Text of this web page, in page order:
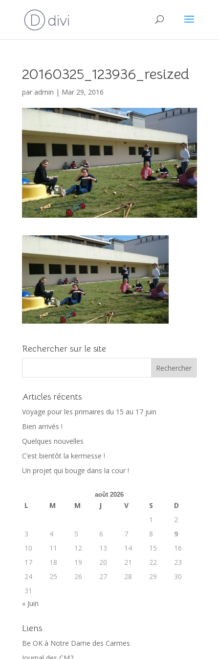
20160325_123936_resized
par admin | Mar 29, 2016
Rechercher sur le site
Articles récents
Voyage pour les primaires du 15 au 17 juin
Bien arrivés !
Quelques nouvelles
C’est bientôt la kermesse !
Un projet qui bouge dans la cour !
août 2026
L M M J V S
D
1
2
3
4 5 6 7 8
9
10
11 12 13 14 15
16
17
18 19 20 21 22
23
24
25 26 27 28 29
30
31
« Juin
Liens
Be OK à Notre Dame des Carmes